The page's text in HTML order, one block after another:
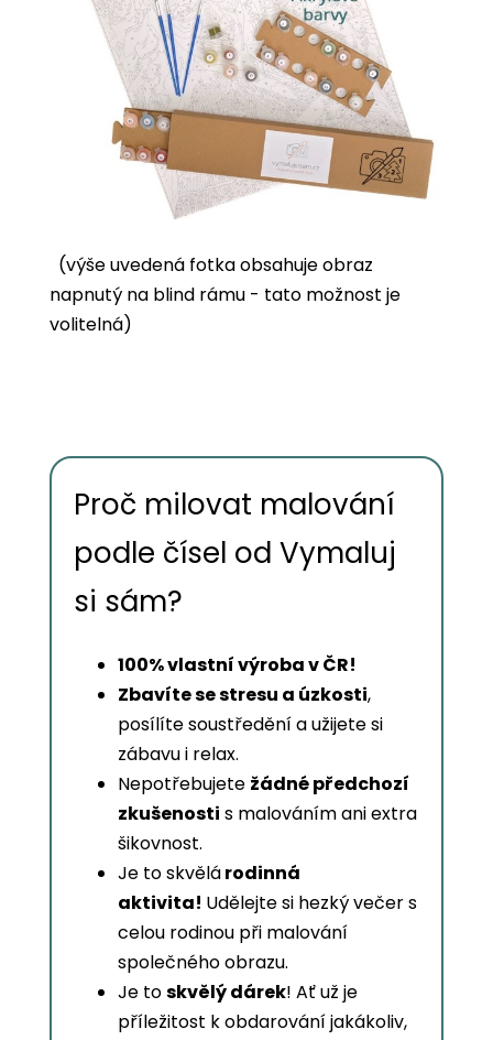
(výše uvedená fotka obsahuje obraz
napnutý na blind rámu - tato možnost je
volitelná)
Proč milovat malování
podle čísel od Vymaluj
si sám?
100% vlastní výroba v ČR!
Zbavíte se stresu a úzkosti,
posílíte soustředění a užijete si
zábavu i relax.
Nepotřebujete žádné předchozí
zkušenosti s malováním ani extra
šikovnost.
Je to skvělárodinná
aktivita! Udělejte si hezký večer s
celou rodinou při malování
společného obrazu.
Je toskvělý dárek! Ať už je
příležitost k obdarování jakákoliv,